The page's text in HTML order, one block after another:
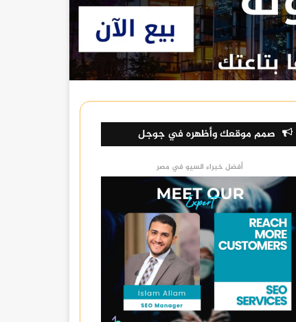
صمم موقعك وأظهره في جوجل
أفضل خبراء السيو في مصر